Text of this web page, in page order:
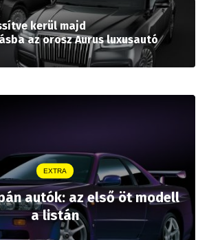
kerül majd
az orosz Aurus luxusautó
EXTRA
autók: az első öt modell
a listán